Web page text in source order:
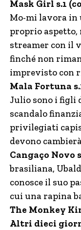
Mask Girl s.1
Mo-mi lavora in
proprio
streamer con il
finché non
imprevisto con
Mala Fortuna
Julio sono i figli
scandalo
privilegiati
devono
Cangaço Novo
brasiliana,
conosce il suo
cui una rapina
The Monkey
Altri dieci